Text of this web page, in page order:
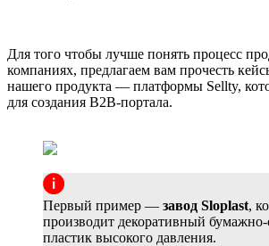
Для того чтобы лучше понять процесс
компаниях, предлагаем вам прочесть
нашего продукта — платформы Sellty,
для создания B2B-портала.
Первый пример — завод Sloplast,
производит декоративный
пластик высокого давления.